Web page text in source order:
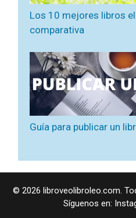
Los 10 mejores libros
comparativa
Guía para publicar un
© 2026 libroveolibroleo.com.
Síguenos en: